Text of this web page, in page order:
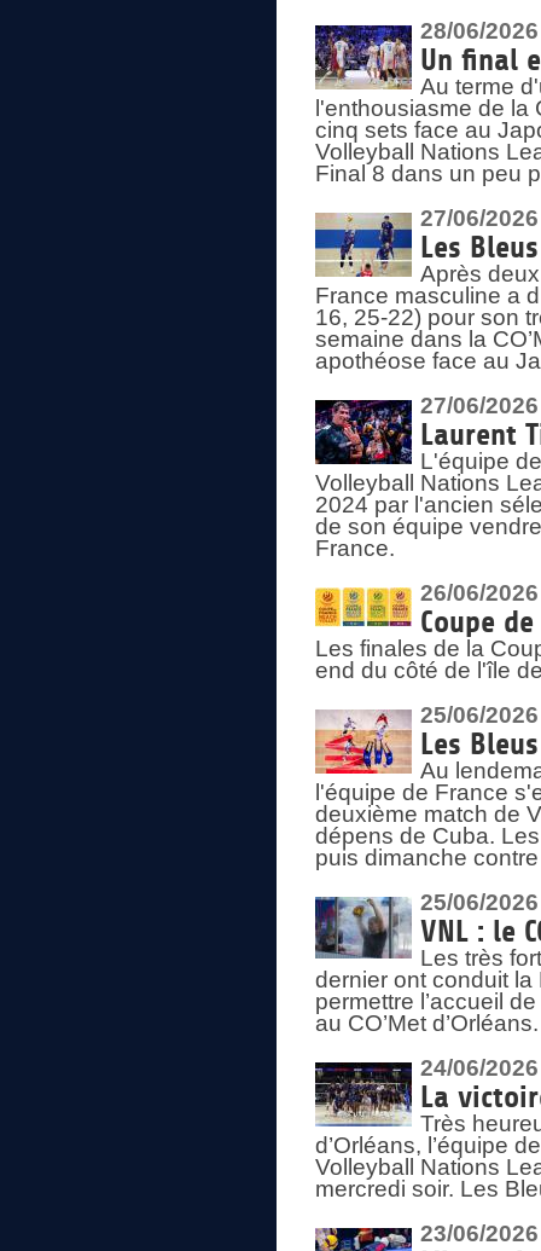
28/06/2026
Un final
Au terme
l'enthousiasme de
cinq sets face au
Volleyball Nations
Final 8 dans un peu
27/06/2026
Les
Après
France masculine a
16, 25-22) pour son
semaine dans la
apothéose face au
27/06/2026
Laurent
L'équipe
Volleyball Nations
2024 par l'ancien
de son équipe
France.
26/06/2026
Coupe
Les finales de la
end du côté de l'île
25/06/2026
Les
Au
l'équipe de France
deuxième match de
dépens de Cuba.
puis dimanche
25/06/2026
VNL : le
Les très
dernier ont conduit
permettre l’accueil
au CO’Met d’Orléans.
24/06/2026
La
Très
d’Orléans, l’équipe
Volleyball Nations
mercredi soir. Les
23/06/2026